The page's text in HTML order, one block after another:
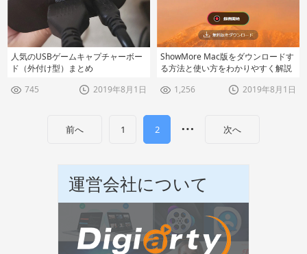
人気のUSBゲームキャプチャーボー
ド（外付け型）まとめ
745
2019年8月1日
ShowMore Mac版をダウンロードす
る方法と使い方をわかりやすく解説
1,256
2019年8月1日
前へ 1 2 … 次へ
運営会社について